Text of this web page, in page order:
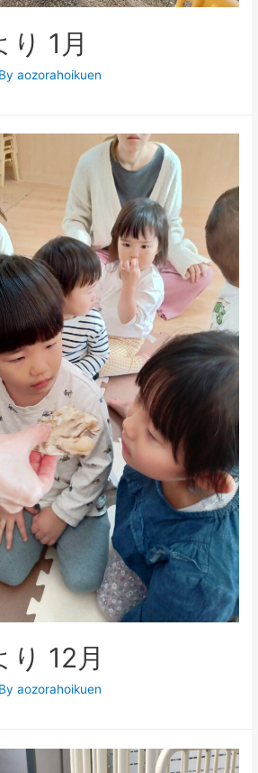
り 1月
aozorahoikuen
り 12月
aozorahoikuen